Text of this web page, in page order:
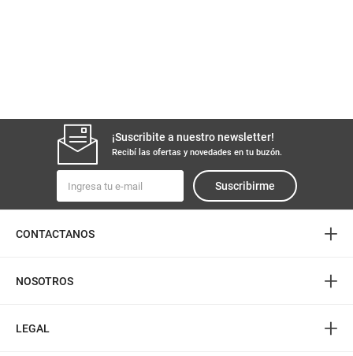
¡Suscribite a nuestro newsletter!
Recibí las ofertas y novedades en tu buzón.
Suscribirme
CONTACTANOS +
NOSOTROS +
LEGAL +